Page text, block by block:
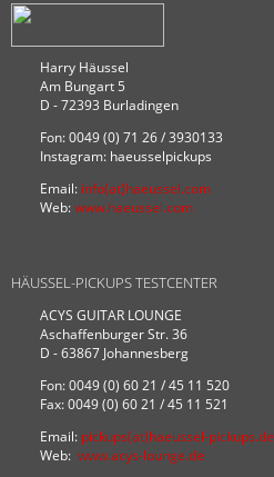
Harry Häussel
Am Bungart 5
D - 72393 Burladingen
Fon: 0049 (0) 71 26 / 3930133
Instagram: haeusselpickups
Email: info(at)haeussel.com
Web:www.haeussel.com
HÄUSSEL-PICKUPS TESTCENTER
ACYS GUITAR LOUNGE
Aschaffenburger Str. 36
D - 63867 Johannesberg
Fon: 0049 (0) 60 21 / 45 11 520
Fax: 0049 (0) 60 21 / 45 11 521
Email: pickups(at)haeussel-pickups.de
Web: www.acys-lounge.de